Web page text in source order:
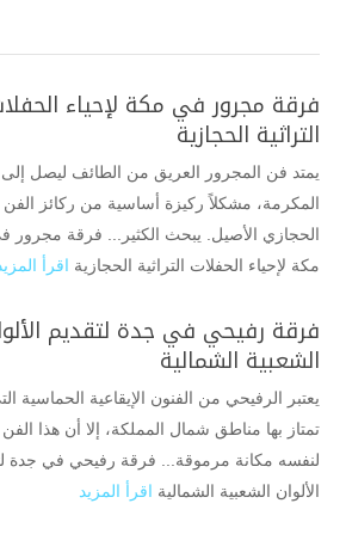
فرقة مجرور في مكة لإحياء
التراثية الحجازية
يمتد فن المجرور العريق من الطائف ليصل
المكرمة، مشكلاً ركيزة أساسية من ركائز الفن
الحجازي الأصيل. يبحث الكثير... فرقة مجرور
مكة لإحياء الحفلات التراثية الحجازية اقرأ
فرقة رفيحي في جدة لتقديم
الشعبية الشمالية
يعتبر الرفيحي من الفنون الإيقاعية الحماسية
تمتاز بها مناطق شمال المملكة، إلا أن هذا
لنفسه مكانة مرموقة... فرقة رفيحي في جدة
الألوان الشعبية الشمالية اقرأ المزيد